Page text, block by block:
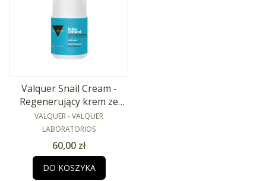
Valquer Snail Cream -
Regenerujący krem ze
śluzem ślimaka 50ml
PRODUCENT
VALQUER - VALQUER
LABORATORIOS
Cena
60,00 zł
DO KOSZYKA